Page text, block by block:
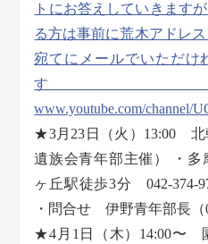
トにお答えしていきます
る方は事前に荒木アドレス
宛てにメールでいただけ
す
www.youtube.com/channel/
★3月23日（火）13:00 北
遺族会青年部主催） ・
ヶ丘駅徒歩3分 042-374-
・問合せ 伊野青年部長（
★4月1日（木）14:00〜